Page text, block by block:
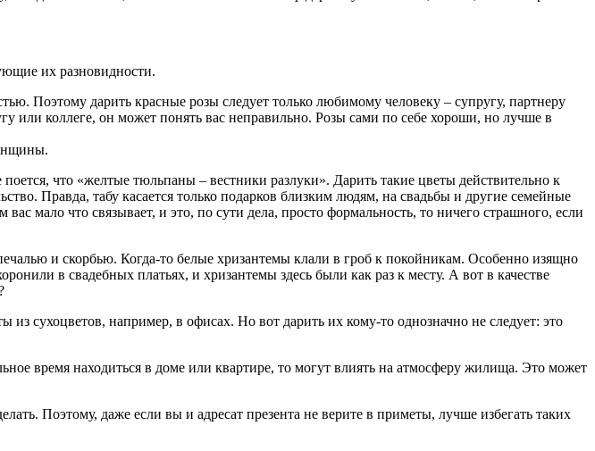
их разновидности.
Поэтому дарить красные розы следует только любимому человеку – супругу, партнеру
или коллеге, он может понять вас неправильно. Розы сами по себе хороши, но лучше в
что «желтые тюльпаны – вестники разлуки». Дарить такие цветы действительно к
Правда, табу касается только подарков близким людям, на свадьбы и другие семейные
мало что связывает, и это, по сути дела, просто формальность, то ничего страшного, если
и скорбью. Когда-то белые хризантемы клали в гроб к покойникам. Особенно изящно
в свадебных платьях, и хризантемы здесь были как раз к месту. А вот в качестве
сухоцветов, например, в офисах. Но вот дарить их кому-то однозначно не следует: это
время находиться в доме или квартире, то могут влиять на атмосферу жилища. Это может
Поэтому, даже если вы и адресат презента не верите в приметы, лучше избегать таких